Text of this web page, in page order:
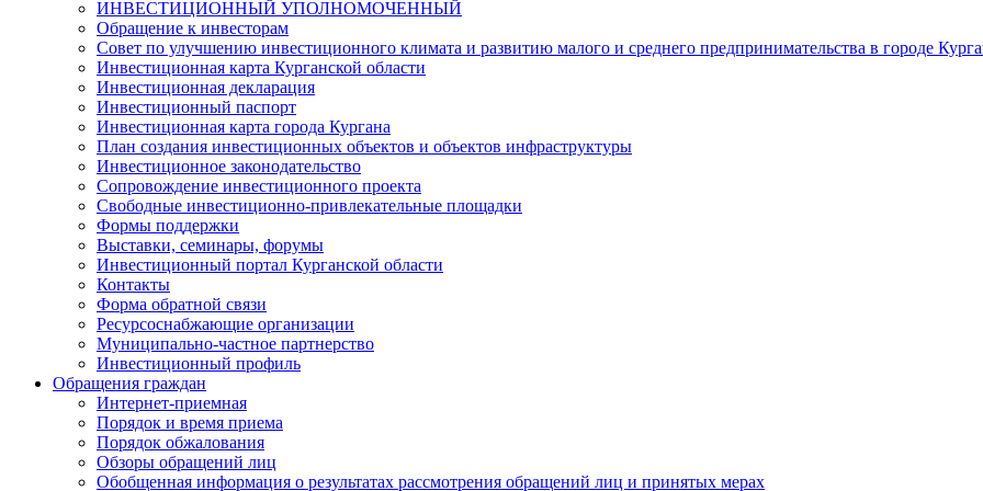
ИНВЕСТИЦИОННЫЙ УПОЛНОМОЧЕННЫЙ
Обращение к инвесторам
Совет по улучшению инвестиционного климата и развитию малого и среднего предпринимательства в городе
Инвестиционная карта Курганской области
Инвестиционная декларация
Инвестиционный паспорт
Инвестиционная карта города Кургана
План создания инвестиционных объектов и объектов инфраструктуры
Инвестиционное законодательство
Сопровождение инвестиционного проекта
Свободные инвестиционно-привлекательные площадки
Формы поддержки
Выставки, семинары, форумы
Инвестиционный портал Курганской области
Контакты
Форма обратной связи
Ресурсоснабжающие организации
Муниципально-частное партнерство
Инвестиционный профиль
Обращения граждан
Интернет-приемная
Порядок и время приема
Порядок обжалования
Обзоры обращений лиц
Обобщенная информация о результатах рассмотрения обращений лиц и принятых мерах